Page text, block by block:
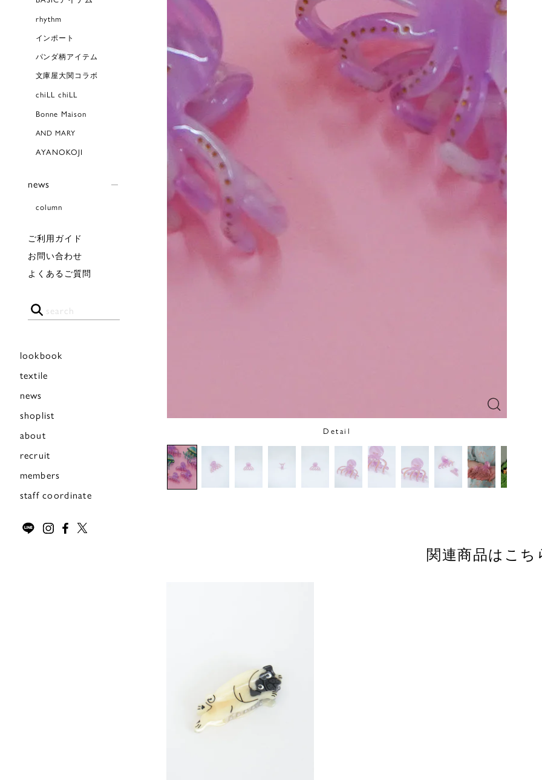
rhythm
インポート
パンダ柄アイテム
文庫屋大関コラボ
chiLL chiLL
Bonne Maison
AND MARY
AYANOKOJI
news
column
ご利用ガイド
お問い合わせ
よくあるご質問
lookbook
textile
news
shoplist
about
recruit
members
staff coordinate
Detail
関連商品はこち